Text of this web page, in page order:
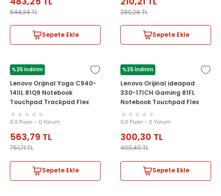
644,34TL
Sepete Ekle
280,28TL
Sepete Ekle
%25 İndirim
LENOVO
Lenovo Orijinal Yoga C940-
14IIL 81Q9 Notebook
Touchpad Trackpad Flex
Kablosu NBX0001Q210
0.0 Puan - 0 Yorum
563,79 TL
751,71TL
Sepete Ekle
%25 İndirim
LENOVO
Lenovo Orijinal ideapad
330-17ICH Gaming 81FL
Notebook Touchpad Flex
Kablosu NBX0001MK00
0.0 Puan - 0 Yorum
300,30 TL
400,40TL
Sepete Ekle